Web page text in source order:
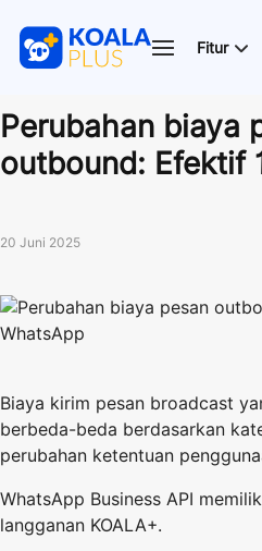
Fitur
Perubahan biaya
outbound: Efektif
20 Juni 2025
Biaya kirim pesan broadcast
berbeda-beda berdasarkan
perubahan ketentuan
WhatsApp Business API
langganan KOALA+.